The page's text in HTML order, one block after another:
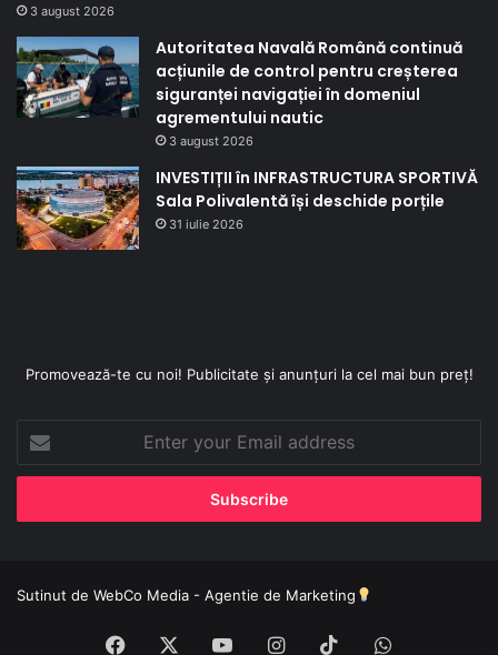
3 august 2026
Autoritatea Navală Română continuă
acțiunile de control pentru creșterea
siguranței navigației în domeniul
agrementului nautic
3 august 2026
INVESTIȚII în INFRASTRUCTURA SPORTIVĂ
Sala Polivalentă își deschide porțile
31 iulie 2026
Promovează-te cu noi! Publicitate și anunțuri la cel mai bun preț!
your
Email
Sutinut de WebCo Media - Agentie de Marketing
Facebook YouTubeInstagram
TikTokWhatsApp